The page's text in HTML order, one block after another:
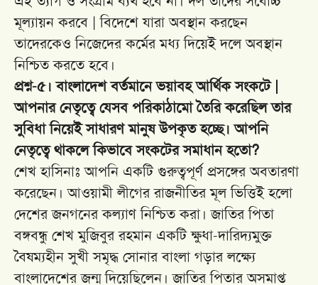
মূল্যায়ন করবে | বিদেশে যারা অবস্থান করছেন
তাদেরকেও নিজেদের কর্মের মধ্য দিয়েই দলে অবস্থান
নিশ্চিত করতে হবে।
প্রশ্ন-৫। বাংলাদেশ বর্তমানে ভয়াবহ আর্থিক সংকটে |
আপনার নেতৃত্বে যেসব পরিকাঠামো তৈরি করেছিল তার
সুবিধা নিয়েই সাধারণ মানুষ উপকৃত হচ্ছে। আপনি
নেতৃত্বে থাকলে কিভাবে সংকটের সমাধান হতো?
শেখ হাসিনাঃ আপনি একটি গুরুত্বপূর্ণ প্রসঙ্গের অবতারণা
করেছেন। আওয়ামী লীগের রাজনীতির মূল ভিত্তিই হলো
দেশের জনগনের কল্যাণ নিশ্চিত করা। জাতির পিতা
বঙ্গবন্ধু শেখ মুজিবুর রহমান একটি ক্ষুধা-দারিদ্যমুক্ত
বৈষম্যহীন সুখী সমৃদ্ধ সোনার বাংলা গড়ার লক্ষ্যে
বাংলাদেশের জন্ম দিয়েছিলেন। জাতির পিতার অসমাপ্ত